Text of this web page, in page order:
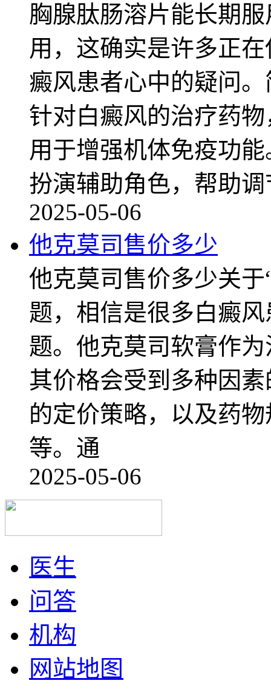
胸腺肽肠溶片能长期
用，这确实是许多正
癜风患者心中的疑问
针对白癜风的治疗药
用于增强机体免疫功
扮演辅助角色，帮助调
2025-05-06
他克莫司售价多少
他克莫司售价多少关
题，相信是很多白癜
题。他克莫司软膏作
其价格会受到多种因
的定价策略，以及药
等。通
2025-05-06
医生
问答
机构
网站地图